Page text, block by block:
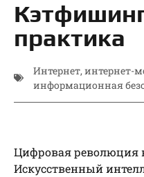
практика
Интернет, интернет-
информационная
Цифровая революция
Искусственный